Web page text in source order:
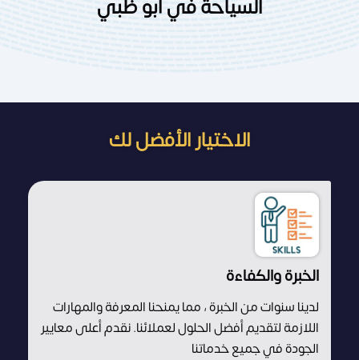
السياحة في أبو ظبي
الاختيار الأفضل لك
الخبرة والكفاءة
لدينا سنوات من الخبرة ، مما يمنحنا المعرفة والمهارات
اللازمة لتقديم أفضل الحلول لعملائنا. نقدم أعلى معايير
الجودة في جميع خدماتنا